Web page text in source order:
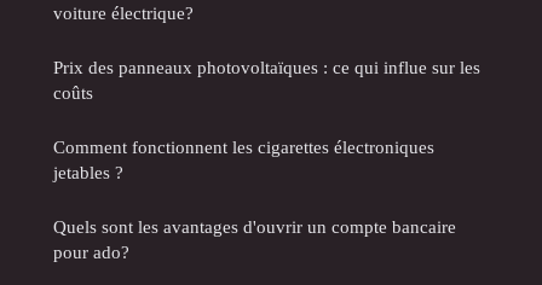
voiture électrique?
Prix des panneaux photovoltaïques : ce qui influe sur les
coûts
Comment fonctionnent les cigarettes électroniques
jetables ?
Quels sont les avantages d'ouvrir un compte bancaire
pour ado?